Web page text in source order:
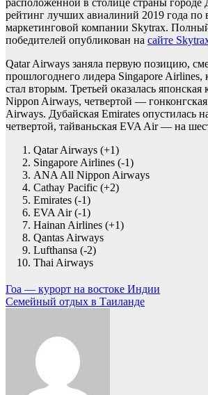
расположенной в столице страны городе
рейтинг лучших авиалиний 2019 года по
маркетинговой компании Skytrax.
победителей опубликован на сайте
Qatar Airways заняла первую позицию,
прошлогоднего лидера Singapore Airlines,
стал вторым. Третьей оказалась
Nippon Airways, четвертой —
Airways. Дубайская Emirates опустилась
четвертой, тайваньская EVA Air — на
Qatar Airways (+1)
Singapore Airlines (-1)
ANA All Nippon Airways
Cathay Pacific (+2)
Emirates (-1)
EVA Air (-1)
Hainan Airlines (+1)
Qantas Airways
Lufthansa (-2)
Thai Airways
Навигация
по
Гоа — курорт на востоке Индии
Семейный отдых в Таиланде